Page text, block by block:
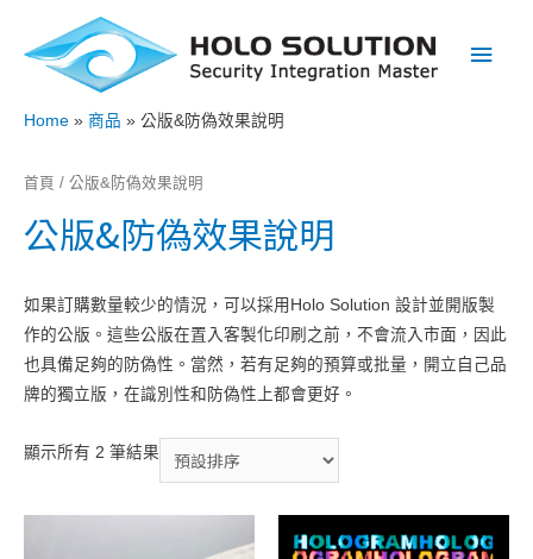
Main
Home 商品 公版&防偽效果說明
首頁 / 公版&防偽效果說明
公版&防偽效果說明
如果訂購數量較少的情況，可以採用Holo Solution 設計並開版製
作的公版。這些公版在置入客製化印刷之前，不會流入市面，因此
也具備足夠的防偽性。當然，若有足夠的預算或批量，開立自己品
牌的獨立版，在識別性和防偽性上都會更好。
顯示所有 2 筆結果